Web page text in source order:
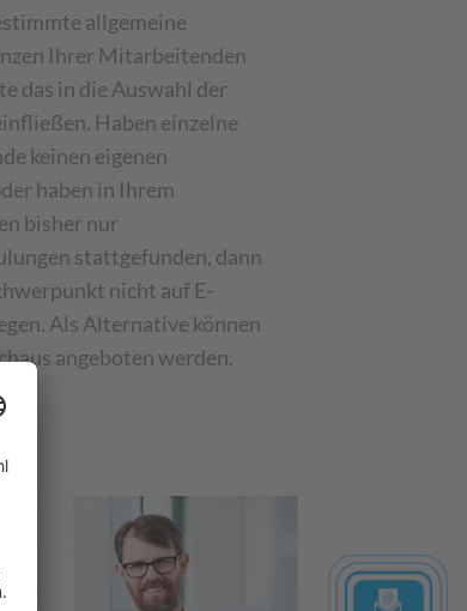
allgemeine
Ihrer Mitarbeitenden
das in die Auswahl der
Haben einzelne
keinen eigenen
haben in Ihrem
bisher nur
stattgefunden, dann
nicht auf E-
Als Alternative können
angeboten werden.